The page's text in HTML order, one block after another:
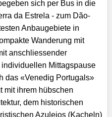
sich per Bus in die
da Estrela - zum Dão-
Anbaugebiete in
Wanderung mit
anschliessender
Mittagspause
das «Venedig Portugals»
mit ihrem hübschen
dem historischen
Azulejos (Kacheln)